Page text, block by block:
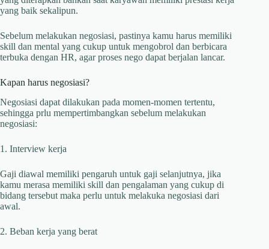
yang baik sekalipun.
Sebelum melakukan negosiasi, pastinya kamu harus memiliki
skill dan mental yang cukup untuk mengobrol dan berbicara
terbuka dengan HR, agar proses nego dapat berjalan lancar.
Kapan harus negosiasi?
Negosiasi dapat dilakukan pada momen-momen tertentu,
sehingga prlu mempertimbangkan sebelum melakukan
negosiasi:
1. Interview kerja
Gaji diawal memiliki pengaruh untuk gaji selanjutnya, jika
kamu merasa memiliki skill dan pengalaman yang cukup di
bidang tersebut maka perlu untuk melakuka negosiasi dari
awal.
2. Beban kerja yang berat